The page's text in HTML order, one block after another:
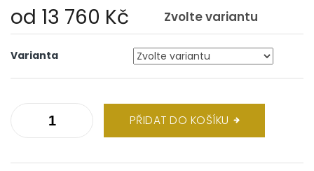
od 13 760 Kč Zvolte variantu
cena:
Varianta
PŘIDAT DO KOŠÍKU